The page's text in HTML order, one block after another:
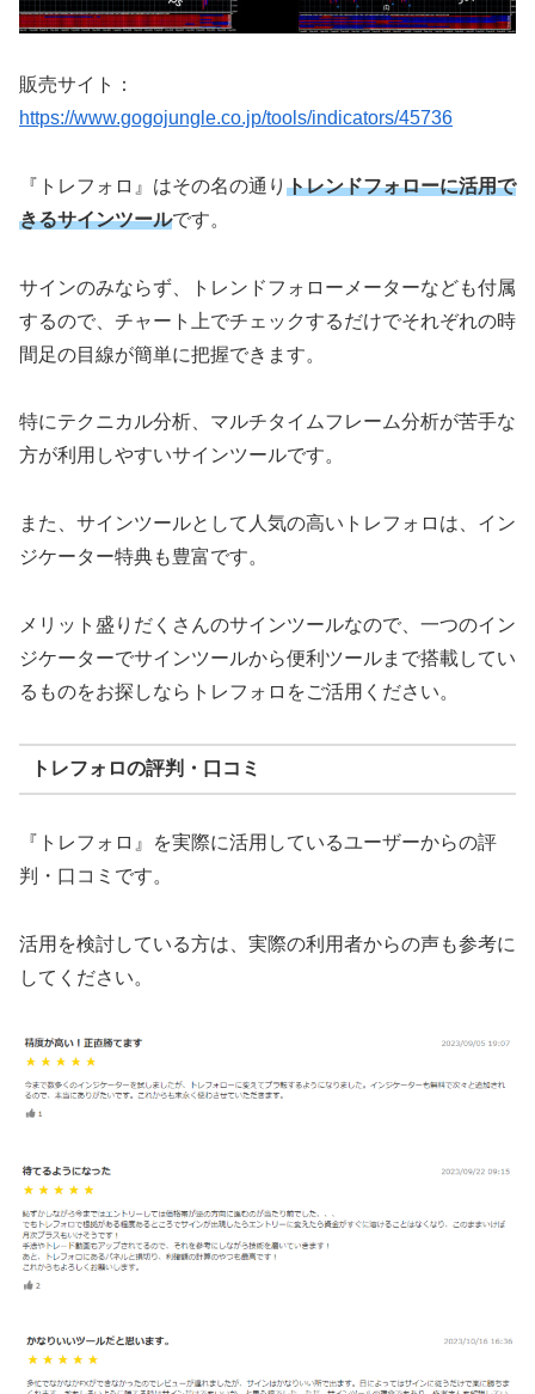
販売サイト：
https://www.gogojungle.co.jp/tools/indicators/45736
『トレフォロ』はその名の通り トレンドフォローに活用で
きるサインツールです。
サインのみならず、トレンドフォローメーターなども付属
するので、チャート上でチェックするだけでそれぞれの時
間足の目線が簡単に把握できます。
特にテクニカル分析、マルチタイムフレーム分析が苦手な
方が利用しやすいサインツールです。
また、サインツールとして人気の高いトレフォロは、イン
ジケーター特典も豊富です。
メリット盛りだくさんのサインツールなので、一つのイン
ジケーターでサインツールから便利ツールまで搭載してい
るものをお探しならトレフォロをご活用ください。
トレフォロの評判・口コミ
『トレフォロ』を実際に活用しているユーザーからの評
判・口コミです。
活用を検討している方は、実際の利用者からの声も参考に
してください。